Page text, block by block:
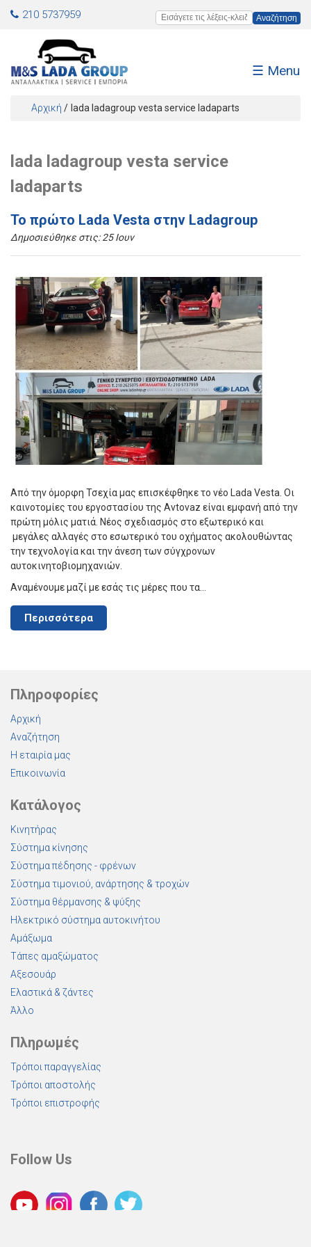
Jump to navigation
210 5737959 Εισάγετε τις λέξεις-κλειδιά
☰ Menu
Είστε εδώ
Αρχική / lada ladagroup vesta service ladaparts
lada ladagroup vesta service
ladaparts
Το πρώτο Lada Vesta στην Ladagroup
Δημοσιεύθηκε στις:25 Ιουν
Από την όμορφη Τσεχία μας επισκέφθηκε το νέο Lada Vesta. Οι
καινοτομίες του εργοστασίου της Avtovaz είναι εμφανή από την
πρώτη μόλις ματιά. Νέος σχεδιασμός στο εξωτερικό και
μεγάλες αλλαγές στο εσωτερικό του οχήματος ακολουθώντας
την τεχνολογία και την άνεση των σύγχρονων
αυτοκινητοβιομηχανιών.
Αναμένουμε μαζί με εσάς τις μέρες που τα...
Περισσότερα
Πληροφορίες
Αρχική
Αναζήτηση
Η εταιρία μας
Επικοινωνία
Κατάλογος
Κινητήρας
Σύστημα κίνησης
Σύστημα πέδησης - φρένων
Σύστημα τιμονιού, ανάρτησης & τροχών
Σύστημα θέρμανσης & ψύξης
Ηλεκτρικό σύστημα αυτοκινήτου
Αμάξωμα
Τάπες αμαξώματος
Αξεσουάρ
Ελαστικά & ζάντες
Άλλο
Πληρωμές
Τρόποι παραγγελίας
Τρόποι αποστολής
Τρόποι επιστροφής
Follow Us